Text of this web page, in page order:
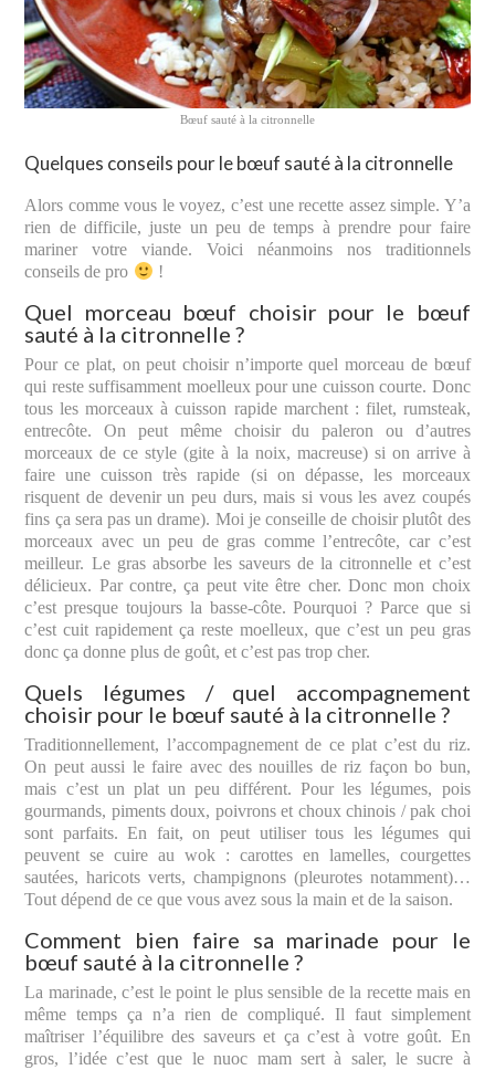
Bœuf sauté à la citronnelle
Quelques conseils pour le bœuf sauté à la citronnelle
Alors comme vous le voyez, c’est une recette assez simple. Y’a
rien de difficile, juste un peu de temps à prendre pour faire
mariner votre viande. Voici néanmoins nos traditionnels
conseils de pro
!
Quel morceau bœuf choisir pour le bœuf
sauté à la citronnelle ?
Pour ce plat, on peut choisir n’importe quel morceau de bœuf
qui reste suffisamment moelleux pour une cuisson courte. Donc
tous les morceaux à cuisson rapide marchent : filet, rumsteak,
entrecôte. On peut même choisir du paleron ou d’autres
morceaux de ce style (gite à la noix, macreuse) si on arrive à
faire une cuisson très rapide (si on dépasse, les morceaux
risquent de devenir un peu durs, mais si vous les avez coupés
fins ça sera pas un drame). Moi je conseille de choisir plutôt des
morceaux avec un peu de gras comme l’entrecôte, car c’est
meilleur. Le gras absorbe les saveurs de la citronnelle et c’est
délicieux. Par contre, ça peut vite être cher. Donc mon choix
c’est presque toujours la basse-côte. Pourquoi ? Parce que si
c’est cuit rapidement ça reste moelleux, que c’est un peu gras
donc ça donne plus de goût, et c’est pas trop cher.
Quels légumes / quel accompagnement
choisir pour le bœuf sauté à la citronnelle ?
Traditionnellement, l’accompagnement de ce plat c’est du riz.
On peut aussi le faire avec des nouilles de riz façon bo bun,
mais c’est un plat un peu différent. Pour les légumes, pois
gourmands, piments doux, poivrons et choux chinois / pak choi
sont parfaits. En fait, on peut utiliser tous les légumes qui
peuvent se cuire au wok : carottes en lamelles, courgettes
sautées, haricots verts, champignons (pleurotes notamment)…
Tout dépend de ce que vous avez sous la main et de la saison.
Comment bien faire sa marinade pour le
bœuf sauté à la citronnelle ?
La marinade, c’est le point le plus sensible de la recette mais en
même temps ça n’a rien de compliqué. Il faut simplement
maîtriser l’équilibre des saveurs et ça c’est à votre goût. En
gros, l’idée c’est que le nuoc mam sert à saler, le sucre à